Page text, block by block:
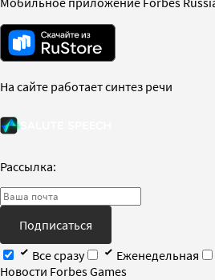
На сайте работает синтез речи
Рассылка:
Подписаться
Все сразу
Еженедельная
Новости Forbes Games